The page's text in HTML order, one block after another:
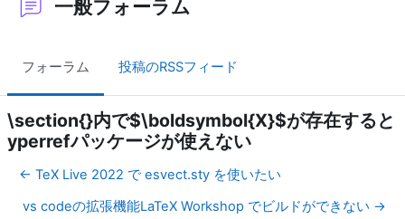
一般フォーラム
フォーラム 投稿のRSSフィード
\section{}内で$\boldsymbol{X}$が存在すると
yperrefパッケージが使えない
← TeX Live 2022 で esvect.sty を使いたい
vs codeの拡張機能LaTeX Workshop でビルドができない →